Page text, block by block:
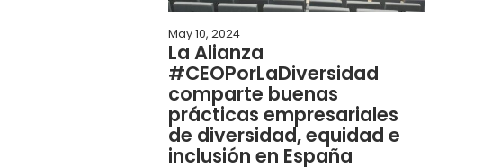
May 10, 2024
La Alianza
#CEOPorLaDiversidad
comparte buenas
prácticas empresariales
de diversidad, equidad e
inclusión en España